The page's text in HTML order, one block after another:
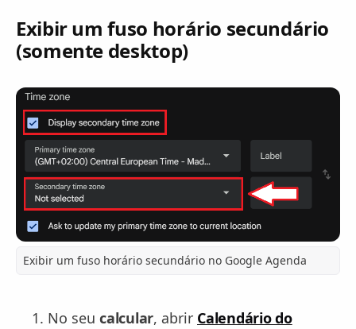
Exibir um fuso horário secundário
(somente desktop)
Exibir um fuso horário secundário no Google Agenda
No seu calcular, abrir Calendário do